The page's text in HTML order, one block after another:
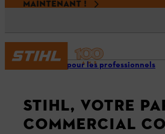
MAINTENANT !
Espace pour les professionnels
STIHL, VOTRE
COMMERCIAL